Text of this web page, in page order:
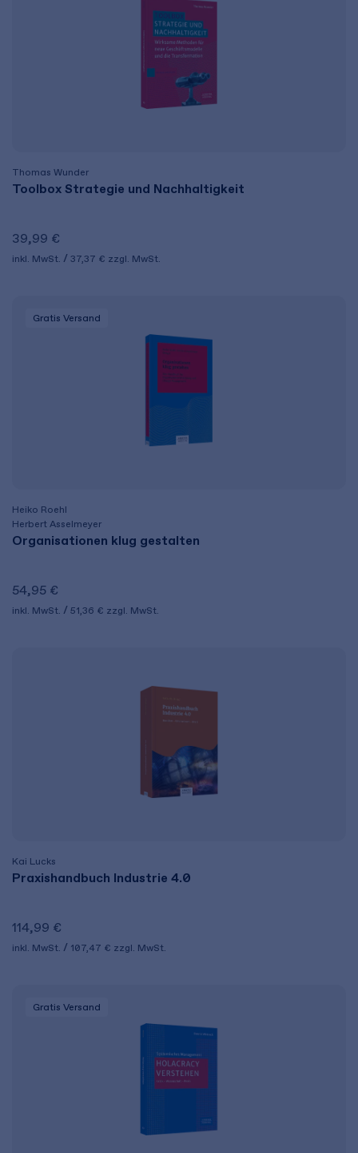
Thomas Wunder
Toolbox Strategie und Nachhaltigkeit
39,99 €
inkl. MwSt. 37,37 € zzgl. MwSt.
Gratis Versand
Heiko Roehl
Herbert Asselmeyer
Organisationen klug gestalten
54,95 €
inkl. MwSt. 51,36 € zzgl. MwSt.
Kai Lucks
Praxishandbuch Industrie 4.0
114,99 €
inkl. MwSt. 107,47 € zzgl. MwSt.
Gratis Versand